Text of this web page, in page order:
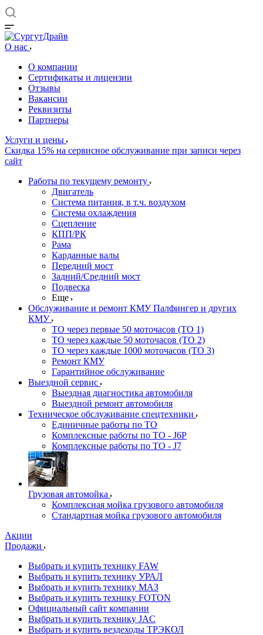
О нас
О компании
Сертификаты и лицензии
Отзывы
Вакансии
Реквизиты
Партнеры
Услуги и цены
Скидка 15% на сервисное обслуживание при записи через
сайт
Работы по текущему ремонту
Двигатель
Система питания, в т.ч. воздухом
Система охлаждения
Сцепление
КПП/РК
Рама
Карданные валы
Передний мост
Задний/Средний мост
Подвеска
Еще
Обслуживание и ремонт КМУ Палфингер и других
КМУ
ТО через первые 50 моточасов (ТО 1)
ТО через каждые 50 моточасов (ТО 2)
ТО через каждые 1000 моточасов (ТО 3)
Ремонт КМУ
Гарантийное обслуживание
Выездной сервис
Выездная диагностика автомобиля
Выездной ремонт автомобиля
Техническое обслуживание спецтехники
Единичные работы по ТО
Комплексные работы по ТО - J6P
Комплексные работы по ТО - J7
Грузовая автомойка
Комплексная мойка грузового автомобиля
Стандартная мойка грузового автомобиля
Акции
Продажи
Выбрать и купить технику FAW
Выбрать и купить технику УРАЛ
Выбрать и купить технику МАЗ
Выбрать и купить технику FOTON
Официальный сайт компании
Выбрать и купить технику JAC
Выбрать и купить вездеходы ТРЭКОЛ